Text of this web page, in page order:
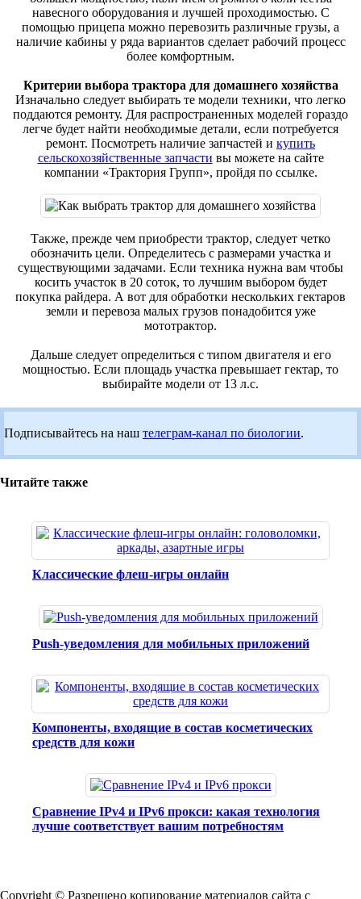
навесного оборудования и лучшей проходимостью. С
помощью прицепа можно перевозить различные грузы, а
наличие кабины у ряда вариантов сделает рабочий процесс
более комфортным.
Критерии выбора трактора для домашнего хозяйства
Изначально следует выбирать те модели техники, что легко
поддаются ремонту. Для распространенных моделей гораздо
легче будет найти необходимые детали, если потребуется
ремонт. Посмотреть наличие запчастей и купить
сельскохозяйственные запчасти вы можете на сайте
компании «Трактория Групп», пройдя по ссылке.
Также, прежде чем приобрести трактор, следует четко
обозначить цели. Определитесь с размерами участка и
существующими задачами. Если техника нужна вам чтобы
косить участок в 20 соток, то лучшим выбором будет
покупка райдера. А вот для обработки нескольких гектаров
земли и перевоза малых грузов понадобится уже
мототрактор.
Дальше следует определиться с типом двигателя и его
мощностью. Если площадь участка превышает гектар, то
выбирайте модели от 13 л.с.
Подписывайтесь на наш телеграм-канал по биологии.
Читайте также
Классические флеш-игры онлайн
Push-уведомления для мобильных приложений
Компоненты, входящие в состав косметических
средств для кожи
Сравнение IPv4 и IPv6 прокси: какая технология
лучше соответствует вашим потребностям
Copyright © Разрешено копирование материалов сайта с